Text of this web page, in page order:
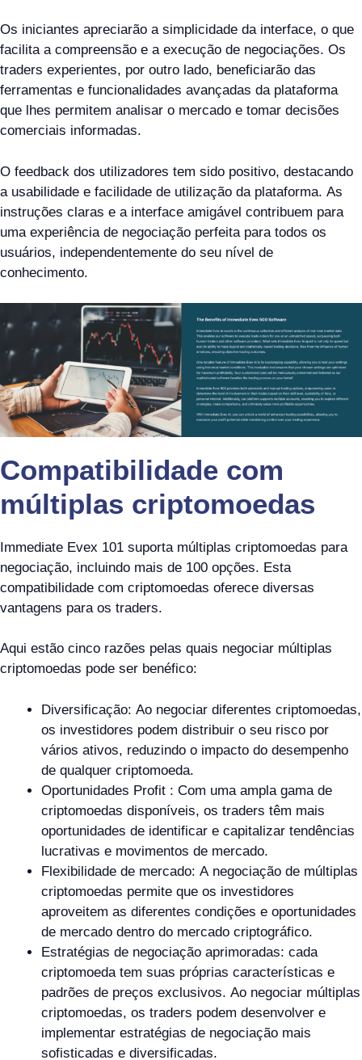
Os iniciantes apreciarão a simplicidade da interface, o que
facilita a compreensão e a execução de negociações. Os
traders experientes, por outro lado, beneficiarão das
ferramentas e funcionalidades avançadas da plataforma
que lhes permitem analisar o mercado e tomar decisões
comerciais informadas.
O feedback dos utilizadores tem sido positivo, destacando
a usabilidade e facilidade de utilização da plataforma. As
instruções claras e a interface amigável contribuem para
uma experiência de negociação perfeita para todos os
usuários, independentemente do seu nível de
conhecimento.
Compatibilidade com
múltiplas criptomoedas
Immediate Evex 101 suporta múltiplas criptomoedas para
negociação, incluindo mais de 100 opções. Esta
compatibilidade com criptomoedas oferece diversas
vantagens para os traders.
Aqui estão cinco razões pelas quais negociar múltiplas
criptomoedas pode ser benéfico:
Diversificação: Ao negociar diferentes criptomoedas,
os investidores podem distribuir o seu risco por
vários ativos, reduzindo o impacto do desempenho
de qualquer criptomoeda.
Oportunidades Profit : Com uma ampla gama de
criptomoedas disponíveis, os traders têm mais
oportunidades de identificar e capitalizar tendências
lucrativas e movimentos de mercado.
Flexibilidade de mercado: A negociação de múltiplas
criptomoedas permite que os investidores
aproveitem as diferentes condições e oportunidades
de mercado dentro do mercado criptográfico.
Estratégias de negociação aprimoradas: cada
criptomoeda tem suas próprias características e
padrões de preços exclusivos. Ao negociar múltiplas
criptomoedas, os traders podem desenvolver e
implementar estratégias de negociação mais
sofisticadas e diversificadas.